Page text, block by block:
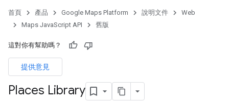
首頁 產品 Google Maps Platform 說明文件
Web
Maps JavaScript API
舊版
這對你有幫助嗎？
提供意見
Places Library